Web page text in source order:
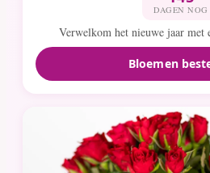
DAGEN NOG
Verwelkom het nieuwe jaar met
Bloemen